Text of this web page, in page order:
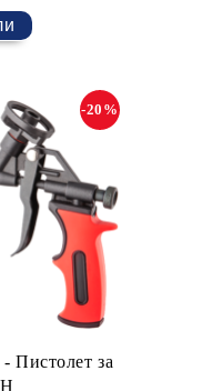
Пистолет за
-20%